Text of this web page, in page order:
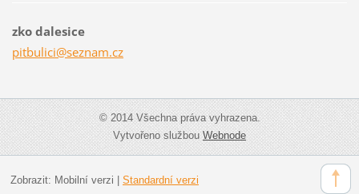
zko dalesice
pitbulici@seznam.cz
© 2014 Všechna práva vyhrazena.
Vytvořeno službouWebnode
Zobrazit: Mobilní verzi | Standardní verzi